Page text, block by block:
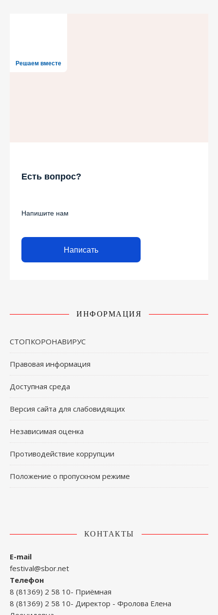
Решаем вместе
Есть вопрос?
Напишите нам
Написать
ИНФОРМАЦИЯ
СТОПКОРОНАВИРУС
Правовая информация
Доступная среда
Версия сайта для слабовидящих
Независимая оценка
Противодействие коррупции
Положение о пропускном режиме
КОНТАКТЫ
E-mail
festival@sbor.net
Телефон
8 (81369) 2 58 10- Приёмная
8 (81369) 2 58 10- Директор - Фролова Елена